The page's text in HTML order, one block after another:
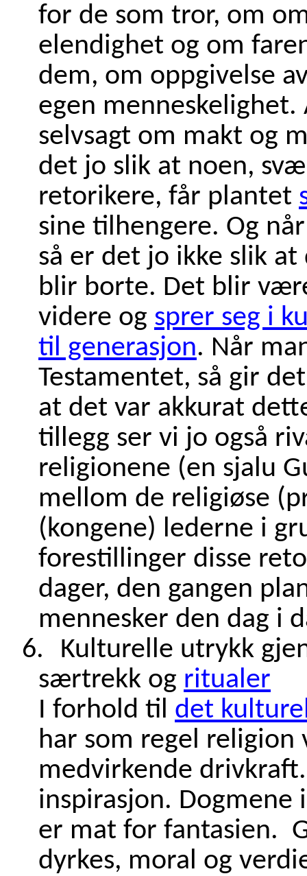
for de som tror, om
elendighet og om
dem, om oppgivelse
egen
selvsagt om makt og
det jo slik at noen,
retorikere, får plantet
sine tilhengere. Og
så er det jo ikke slik
blir borte. Det blir
videre og sprer seg i
til generasjon. Når
Testamentet, så gir
at det var akkurat
tillegg ser vi jo også
religionene (en sjalu
mellom de religiøse
(kongene) lederne i
forestillinger disse
dager, den gangen
mennesker den dag i
6.
Kulturelle utrykk
særtrekk og ritualer
I forhold til det
har som regel
medvirkende
inspirasjon.
er mat for fantasien.
dyrkes, moral og